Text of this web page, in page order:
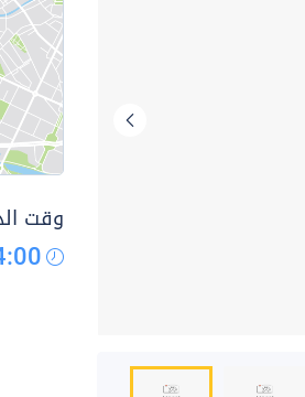
وقت